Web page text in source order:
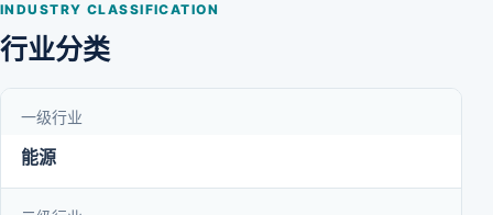
INDUSTRY CLASSIFICATION
行业分类
一级行业
能源